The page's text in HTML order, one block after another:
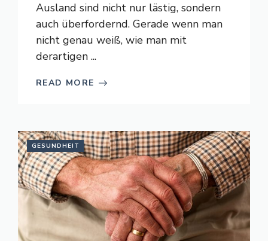
Ausland sind nicht nur lästig, sondern
auch überfordernd. Gerade wenn man
nicht genau weiß, wie man mit
derartigen ...
READ MORE
GESUNDHEIT